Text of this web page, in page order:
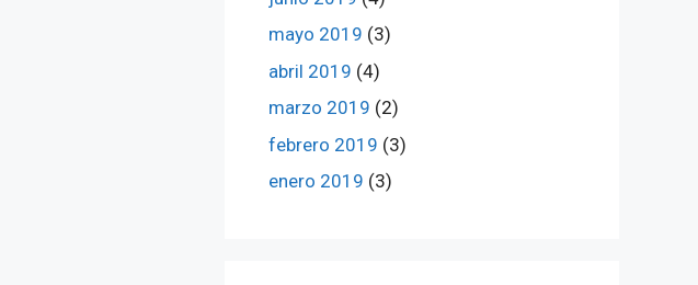
mayo 2019 (3)
abril 2019 (4)
marzo 2019 (2)
febrero 2019 (3)
enero 2019 (3)